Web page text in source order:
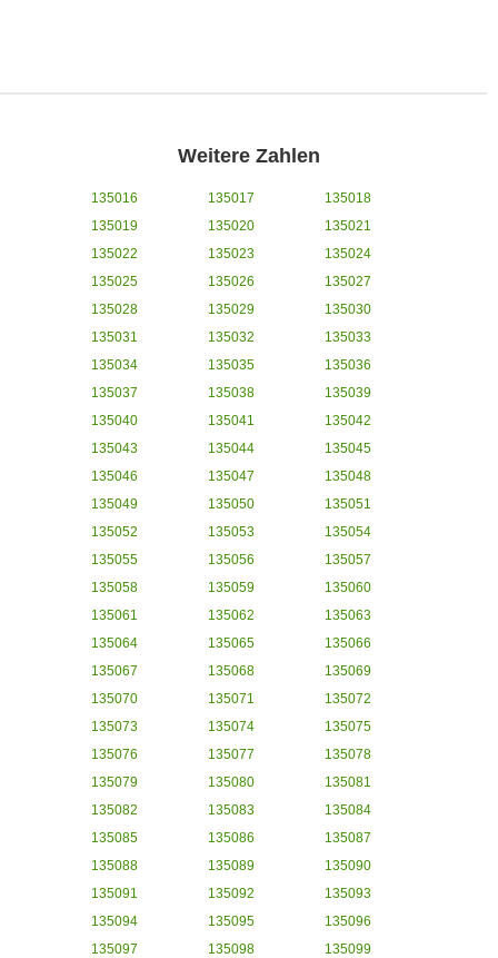
Weitere Zahlen
135016 135017
135018
135019
135020
135021
135022
135023
135024
135025
135026
135027
135028
135029
135030
135031
135032
135033
135034
135035
135036
135037
135038
135039
135040
135041
135042
135043
135044
135045
135046
135047
135048
135049
135050
135051
135052
135053
135054
135055
135056
135057
135058
135059
135060
135061
135062
135063
135064
135065
135066
135067
135068
135069
135070
135071
135072
135073
135074
135075
135076
135077
135078
135079
135080
135081
135082
135083
135084
135085
135086
135087
135088
135089
135090
135091
135092
135093
135094
135095
135096
135097
135098 135099